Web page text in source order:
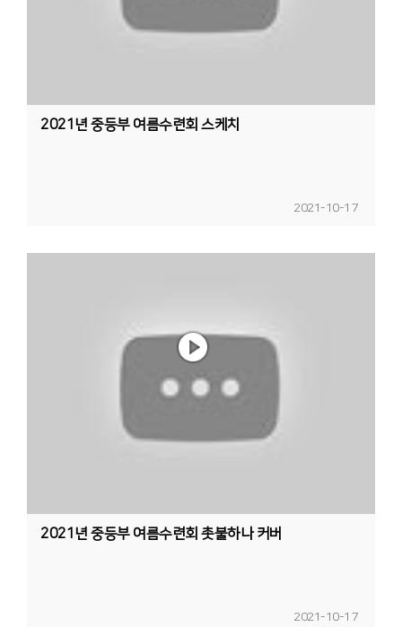
2021년 중등부 여름수련회 스케치
2021-10-17
2021년 중등부 여름수련회 촛불하나 커버
2021-10-17